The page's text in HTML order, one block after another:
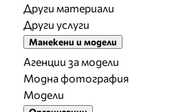
Други материали
Други услуги
Манекени и модели
Агенции за модели
Модна фотография
Модели